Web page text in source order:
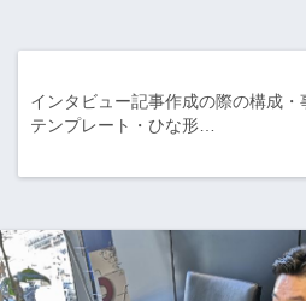
インタビュー記事作成の際の構成・
テンプレート・ひな形…